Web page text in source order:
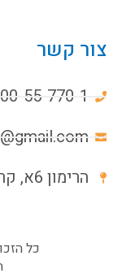
צור קשר
55-770-1
הרימון 6א, קרית מלאכי
כל